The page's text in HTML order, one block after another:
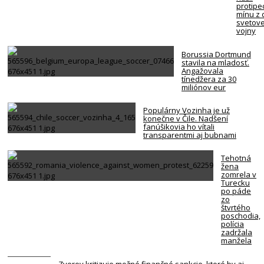
mínu z
vojny
Borussia Dortmund
stavila na mladosť.
Angažovala
tínedžera za 30
miliónov eur
Populárny Vozinha je už
konečne v Čile. Nadšení
fanúšikovia ho vítali
transparentmi aj bubnami
Tehotná
žena
zomrela v
Turecku
po páde
zo
štvrtého
poschodia,
polícia
zadržala
manžela